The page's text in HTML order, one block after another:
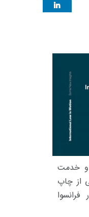
و خدمت
از چاپ